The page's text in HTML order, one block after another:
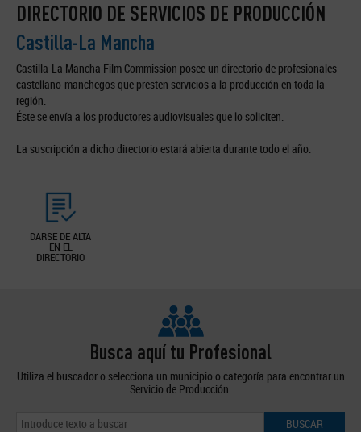
DIRECTORIO DE SERVICIOS DE PRODUCCIÓN
Castilla-La Mancha
Castilla-La Mancha Film Commission posee un directorio de profesionales
castellano-manchegos que presten servicios a la producción en toda la
región.
Éste se envía a los productores audiovisuales que lo soliciten.
La suscripción a dicho directorio estará abierta durante todo el año.
DARSE DE ALTA
EN EL
DIRECTORIO
Busca aquí tu Profesional
Utiliza el buscador o selecciona un municipio o categoría para encontrar un
Servicio de Producción.
BUSCAR